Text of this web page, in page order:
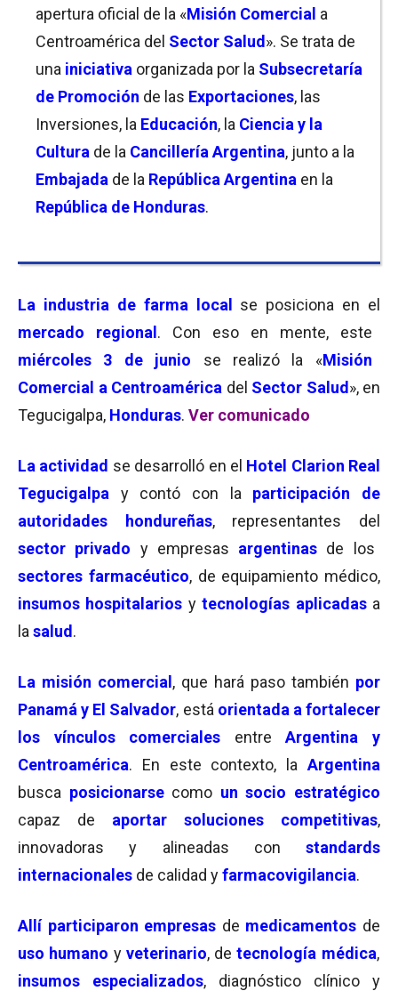
apertura oficial de la «Misión Comercial a
Centroamérica del Sector Salud ». Se trata de
una iniciativa organizada por la Subsecretaría
de Promoción de las Exportaciones, las
Inversiones, la Educación, la Ciencia y la
Cultura de la Cancillería Argentina, junto a la
Embajada de la República Argentina en la
República de Honduras.
La industria de farma local
se posiciona en el
mercado regional . Con eso en mente, este
miércoles 3 de junio se realizó la «Misión
Comercial a Centroamérica del Sector Salud », en
Tegucigalpa, Honduras. Ver comunicado
La actividad se desarrolló en el Hotel Clarion Real
Tegucigalpa y contó con la participación de
autoridades hondureñas, representantes del
sector privado y empresas argentinas de los
sectores farmacéutico, de equipamiento médico,
insumos hospitalarios ytecnologías aplicadas a
la salud .
La misión comercial , que hará paso también por
Panamá y El Salvador, está orientada a fortalecer
los vínculos comerciales
entre Argentina y
Centroamérica. En este contexto, la Argentina
busca posicionarse como un socio estratégico
capaz de aportar soluciones competitivas,
innovadoras y alineadas con standards
internacionales de calidad yfarmacovigilancia.
Allí participaron empresas de medicamentos de
uso humano y veterinario, detecnología médica,
insumos especializados, diagnóstico clínico y